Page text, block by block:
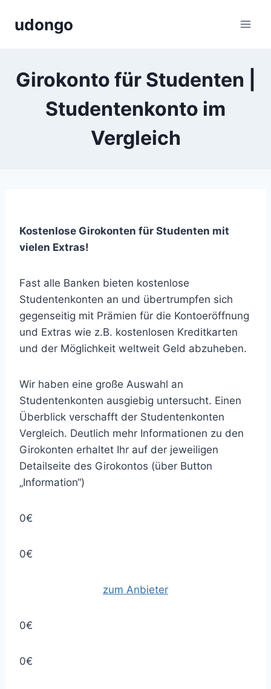
Inhaltudongo
Girokonto für Studenten |
Studentenkonto im
Vergleich
Kostenlose Girokonten für Studenten mit
vielen Extras!
Fast alle Banken bieten kostenlose
Studentenkonten an und übertrumpfen sich
gegenseitig mit Prämien für die Kontoeröffnung
und Extras wie z.B. kostenlosen Kreditkarten
und der Möglichkeit weltweit Geld abzuheben.
Wir haben eine große Auswahl an
Studentenkonten ausgiebig untersucht. Einen
Überblick verschafft der Studentenkonten
Vergleich. Deutlich mehr Informationen zu den
Girokonten erhaltet Ihr auf der jeweiligen
Detailseite des Girokontos (über Button
„Information“)
0€
0€
zum Anbieter
0€
0€